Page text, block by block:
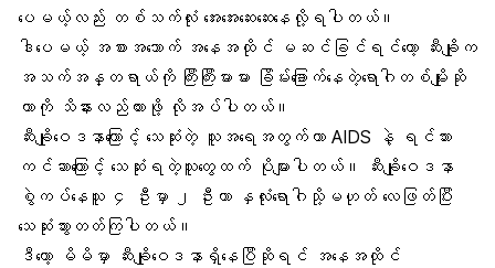
ပေမယ့်လည်း တစ်သက်လုံး အေးအေးဆေးဆေးနေလို့ရပါတယ်။
ဒါပေမယ့် အစားအသောက် အနေအထိုင် မဆင်ခြင်ရင်တော့ ဆီးချိုက
အသက်အန္တရာယ်ကို ကြီးကြီးမားမား ခြိမ်းခြောက်နေတဲ့ရောဂါတစ်မျိုးဆို
တာကို သိနားလည်ထားဖို့ လိုအပ်ပါတယ်။
ဆီးချိုဝေဒနာကြောင့် သေဆုံးတဲ့ သူအရေအတွက်ဟာ AIDS နဲ့ ရင်သား
ကင်ဆာကြောင့် သေဆုံးရတဲ့သူတွေထက် ပိုများပါတယ်။ ဆီးချိုဝေဒနာ
စွဲကပ်နေသူ ၄ ဦးမှာ ၂ ဦးဟာ နှလုံးရောဂါသို့မဟုတ် လေဖြတ်ပြီး
သေဆုံးသွားတတ်ကြပါတယ်။
ဒီတော့ မိမိမှာ ဆီးချိုဝေဒနာရှိနေပြီဆိုရင် အနေအထိုင်